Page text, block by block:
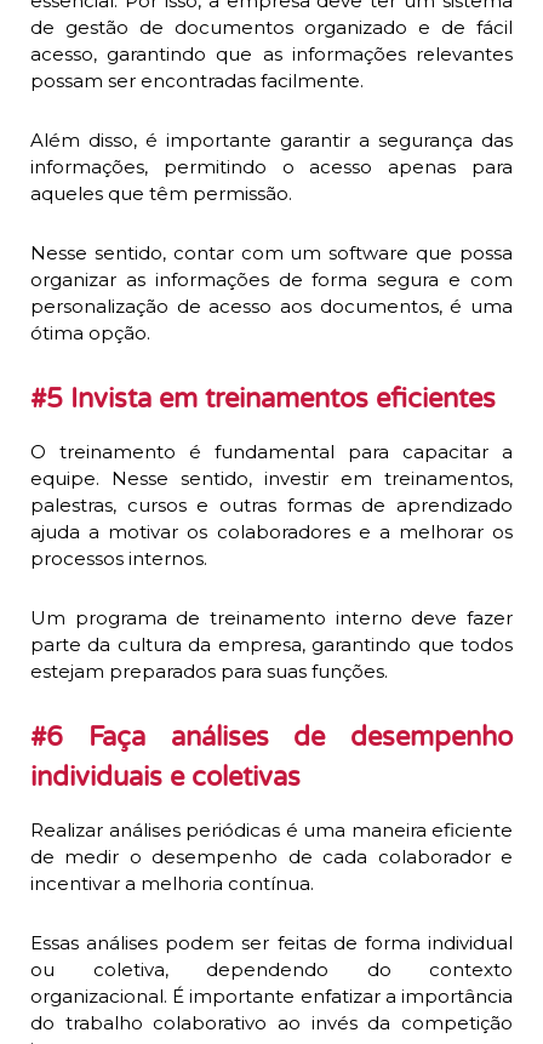
de gestão de documentos organizado e de fácil
acesso, garantindo que as informações relevantes
possam ser encontradas facilmente.
Além disso, é importante garantir a segurança das
informações, permitindo o acesso apenas para
aqueles que têm permissão.
Nesse sentido, contar com um software que possa
organizar as informações de forma segura e com
personalização de acesso aos documentos, é uma
ótima opção.
#5 Invista em treinamentos eficientes
O treinamento é fundamental para capacitar a
equipe. Nesse sentido, investir em treinamentos,
palestras, cursos e outras formas de aprendizado
ajuda a motivar os colaboradores e a melhorar os
processos internos.
Um programa de treinamento interno deve fazer
parte da cultura da empresa, garantindo que todos
estejam preparados para suas funções.
#6 Faça análises de desempenho
individuais e coletivas
Realizar análises periódicas é uma maneira eficiente
de medir o desempenho de cada colaborador e
incentivar a melhoria contínua.
Essas análises podem ser feitas de forma individual
ou coletiva, dependendo do contexto
organizacional. É importante enfatizar a importância
do trabalho colaborativo ao invés da competição